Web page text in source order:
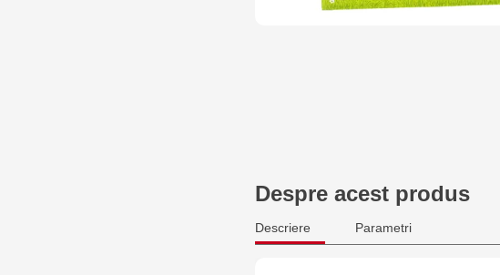
Despre acest produs
Descriere Parametri